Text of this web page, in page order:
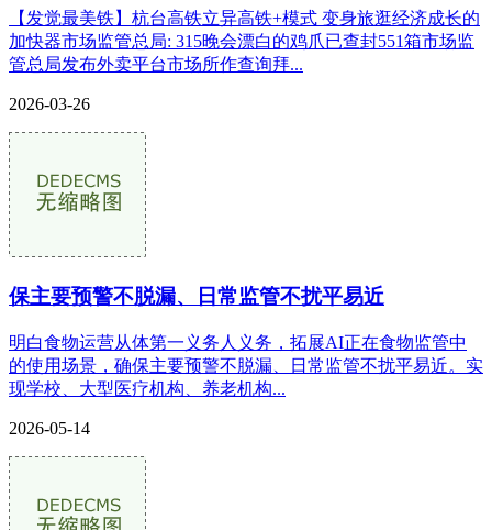
【发觉最美铁】杭台高铁立异高铁+模式 变身旅逛经济成长的
加快器市场监管总局: 315晚会漂白的鸡爪已查封551箱市场监
管总局发布外卖平台市场所作查询拜...
2026-03-26
保主要预警不脱漏、日常监管不扰平易近
明白食物运营从体第一义务人义务，拓展AI正在食物监管中
的使用场景，确保主要预警不脱漏、日常监管不扰平易近。实
现学校、大型医疗机构、养老机构...
2026-05-14